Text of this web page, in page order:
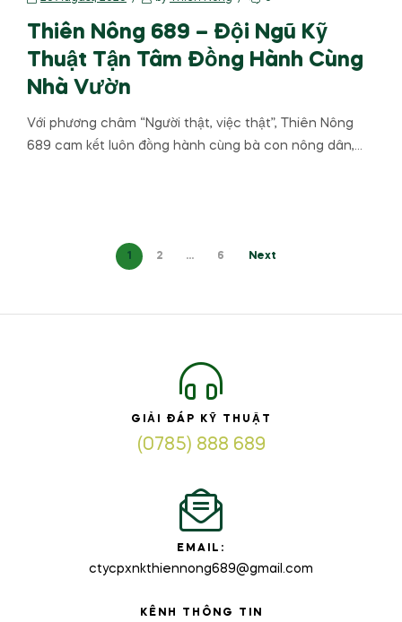
Thiên Nông 689 – Đội Ngũ Kỹ
Thuật Tận Tâm Đồng Hành Cùng
Nhà Vườn
Với phương châm “Người thật, việc thật”, Thiên Nông
689 cam kết luôn đồng hành cùng bà con nông dân,…
1 2 … 6 Next
GIẢI ĐÁP KỸ THUẬT
(0785) 888 689
EMAIL:
ctycpxnkthiennong689@gmail.com
KÊNH THÔNG TIN